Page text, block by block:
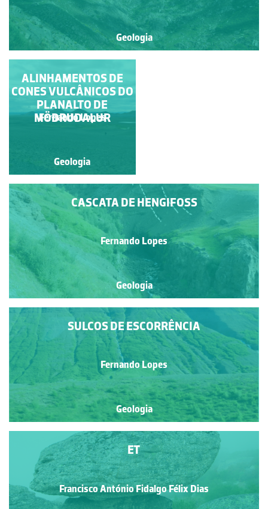
Geologia
INCLINAÇÃO
EVIDENTE DAS
CAMADAS EM
PEDREIRA EM
AMOREIRA,
CONCELHO DE
ÓBIDOS)
Francisco António Fidalgo
Félix Dias
Geologia
CASCATA DE HENGIFOSS
Fernando Lopes
Geologia
SULCOS DE ESCORRÊNCIA
Fernando Lopes
Geologia
ET
Francisco António Fidalgo Félix Dias
ALINHAMENTOS DE
CONES VULCÂNICOS DO
PLANALTO DE
MÖÐRUDALUR
Fernando Lopes
Geologia